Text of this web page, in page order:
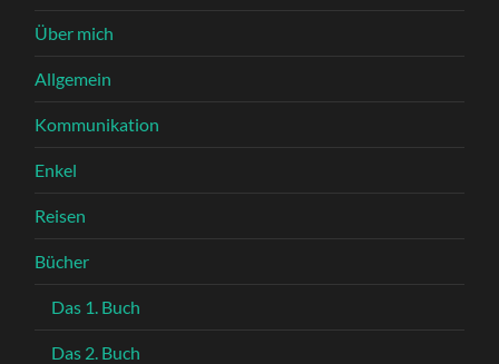
Über mich
Allgemein
Kommunikation
Enkel
Reisen
Bücher
Das 1. Buch
Das 2. Buch